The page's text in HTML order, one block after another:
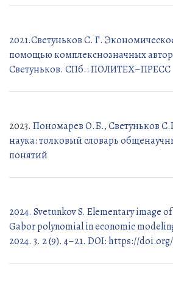
2021.Светуньков С. Г.
помощью комплекснозначных
Светуньков. СПб.: ПОЛИТЕХ–ПРЕСС
2023. Пономарев О.Б., Светуньков
наука: толковый словарь
понятий
2024. Svetunkov S. Elementary image
Gabor polynomial in economic
2024. 3. 2 (9). 4–21. DOI: https://